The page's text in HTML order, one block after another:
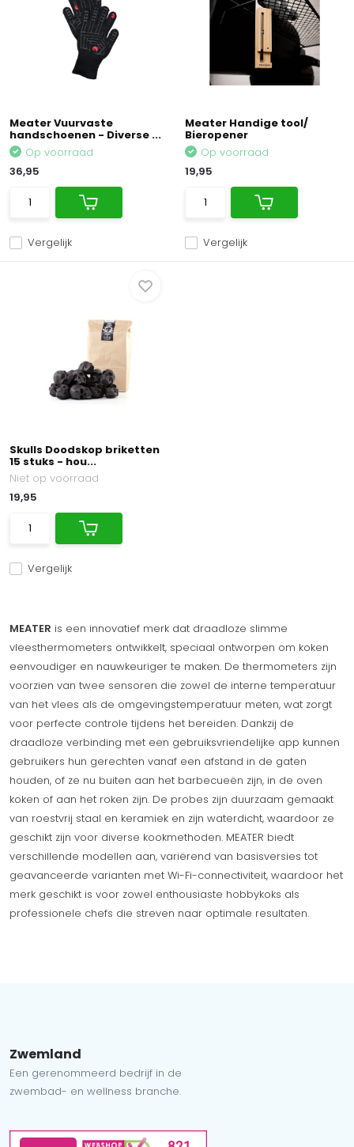
Meater Vuurvaste
handschoenen - Diverse ...
Vergelijk
Op voorraad
36,95
Meater Handige tool/
Bieropener
Vergelijk
Op voorraad
19,95
Skulls Doodskop briketten
15 stuks - hou...
Vergelijk
Niet op voorraad
19,95
MEATER is een innovatief merk dat draadloze slimme
vleesthermometers ontwikkelt, speciaal ontworpen om koken
eenvoudiger en nauwkeuriger te maken. De thermometers zijn
voorzien van twee sensoren die zowel de interne temperatuur
van het vlees als de omgevingstemperatuur meten, wat zorgt
voor perfecte controle tijdens het bereiden. Dankzij de
draadloze verbinding met een gebruiksvriendelijke app kunnen
gebruikers hun gerechten vanaf een afstand in de gaten
houden, of ze nu buiten aan het barbecueën zijn, in de oven
koken of aan het roken zijn. De probes zijn duurzaam gemaakt
van roestvrij staal en keramiek en zijn waterdicht, waardoor ze
geschikt zijn voor diverse kookmethoden. MEATER biedt
verschillende modellen aan, variërend van basisversies tot
geavanceerde varianten met Wi-Fi-connectiviteit, waardoor het
merk geschikt is voor zowel enthousiaste hobbykoks als
professionele chefs die streven naar optimale resultaten.
Zwemland
Een gerenommeerd bedrijf in de
zwembad- en wellness branche.